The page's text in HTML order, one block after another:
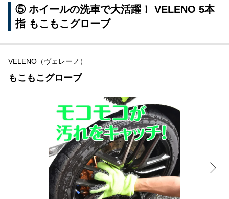
⑤ ホイールの洗車で大活躍！ VELENO 5本
指 もこもこグローブ
VELENO（ヴェレーノ）
もこもこグローブ